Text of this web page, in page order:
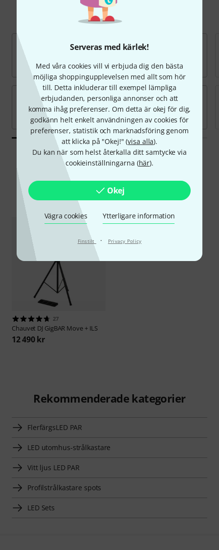
Serveras med kärlek!
Med våra cookies vill vi erbjuda dig den bästa
möjliga shoppingupplevelsen med allt som hör
till. Detta inkluderar till exempel lämpliga
erbjudanden, personliga annonser och att
komma ihåg preferenser. Om detta är okej för dig,
godkänn helt enkelt användningen av cookies för
preferenser, statistik och marknadsföring genom
att klicka på "Okej!" (visa alla).
Du kan när som helst återkalla ditt samtycke via
cookieinställningarna (här).
Okej
Vägra cookies Ytterligare information
Finstilt · Privacy Policy
Populära märken
Erbjudanden
Blow-Outs
27
Chauvet DJ GigBAR Move + ILS
12 490 kr
Rekommenderade kategorier
FlerfärgsLED PAR
LED utomhus-strålkastare
Vitt ljus LED PAR
Profilstrålkastare spots
LED Sets